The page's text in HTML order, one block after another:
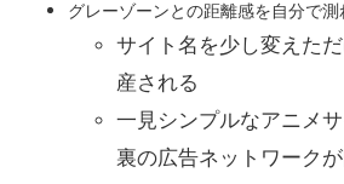
グレーゾーンとの距離感を自分で測
サイト名を少し変えた
産される
一見シンプルなアニメサ
裏の広告ネットワーク